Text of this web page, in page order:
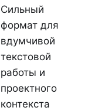
Сильный
формат для
вдумчивой
текстовой
работы и
проектного
контекста